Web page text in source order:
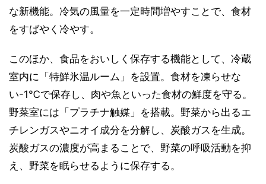
な新機能。冷気の風量を一定時間増やすことで、食材
をすばやく冷やす。
このほか、食品をおいしく保存する機能として、冷蔵
室内に「特鮮氷温ルーム」を設置。食材を凍らせな
い-1℃で保存し、肉や魚といった食材の鮮度を守る。
野菜室には「プラチナ触媒」を搭載。野菜から出るエ
チレンガスやニオイ成分を分解し、炭酸ガスを生成。
炭酸ガスの濃度が高まることで、野菜の呼吸活動を抑
え、野菜を眠らせるように保存する。